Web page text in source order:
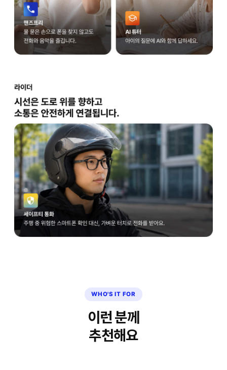
WHO'S IT FOR
이런 분께
추천해요